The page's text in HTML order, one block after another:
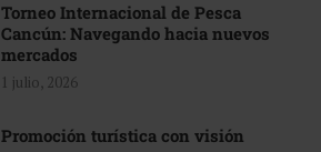
Torneo Internacional de Pesca
Cancún: Navegando hacia nuevos
mercados
1 julio, 2026
Promoción turística con visión